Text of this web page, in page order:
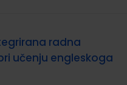
radna
učenju engleskoga